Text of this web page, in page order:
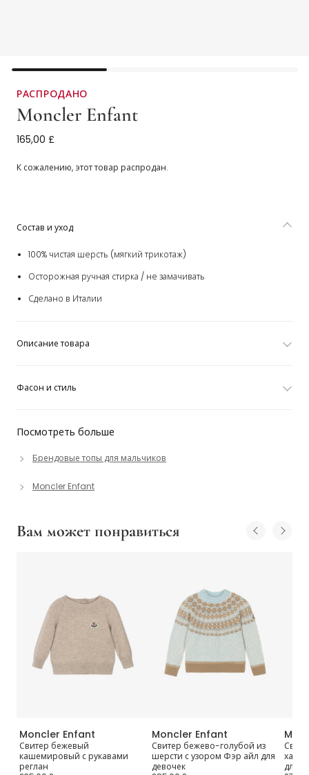
РАСПРОДАНО
Moncler Enfant
Свитер кремовый шерстяной с узором косичкой для
165,00 £
К сожалению, этот товар распродан.
Посмотреть больше
Брендовые топы для мальчиков
Moncler Enfant
Состав и уход
100% чистая шерсть (мягкий трикотаж)
Осторожная ручная стирка / не замачивать
Сделано в Италии
Описание товара
Фасон и стиль
Вам может понравиться
Moncler Enfant
Свитер бежевый
кашемировый с рукавами
реглан
Moncler Enfant
Свитер бежево-голубой из
шерсти с узором Фэр айл для
девочек
хаки
для